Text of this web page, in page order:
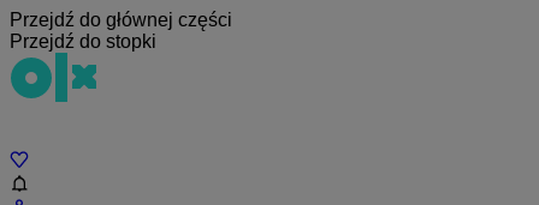
Przejdź do głównej części
Przejdź do stopki